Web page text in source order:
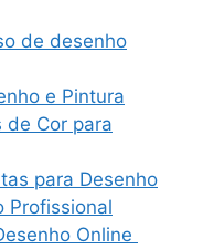
de desenho
e Pintura
de Cor para
para Desenho
Profissional
Online